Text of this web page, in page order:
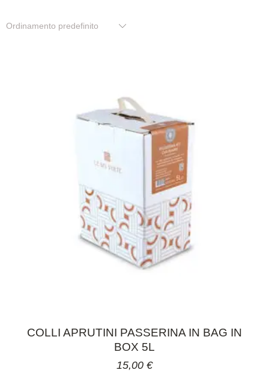
Ordinamento predefinito
COLLI APRUTINI PASSERINA IN BAG IN
BOX 5L
15,00 €